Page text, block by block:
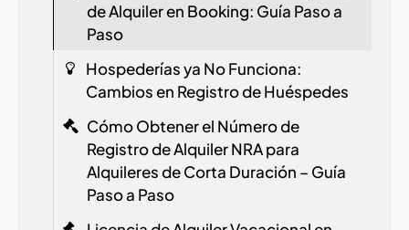
de Alquiler en Booking: Guía Paso a
Paso
Hospederías ya No Funciona:
Cambios en Registro de Huéspedes
Cómo Obtener el Número de
Registro de AlquilerNRApara
Alquileres de Corta Duración – Guía
Paso a Paso